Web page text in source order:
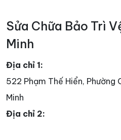
Sửa Chữa Bảo Trì
Minh
Địa chỉ 1:
522 Phạm Thế Hiển, Phường
Minh
Địa chỉ 2: